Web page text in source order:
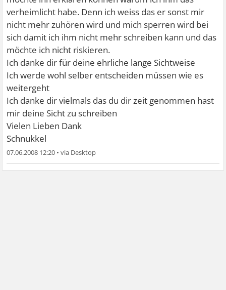
verheimlicht habe. Denn ich weiss das er sonst mir
nicht mehr zuhören wird und mich sperren wird bei
sich damit ich ihm nicht mehr schreiben kann und das
möchte ich nicht riskieren.
Ich danke dir für deine ehrliche lange Sichtweise
Ich werde wohl selber entscheiden müssen wie es
weitergeht
Ich danke dir vielmals das du dir zeit genommen hast
mir deine Sicht zu schreiben
Vielen Lieben Dank
Schnukkel
07.06.2008 12:20 •